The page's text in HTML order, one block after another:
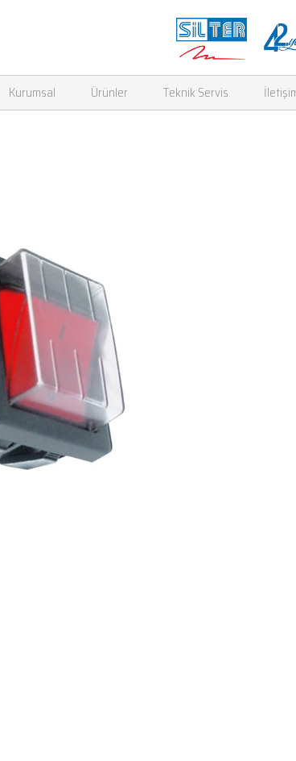
Kurumsal Ürünler Teknik Servis